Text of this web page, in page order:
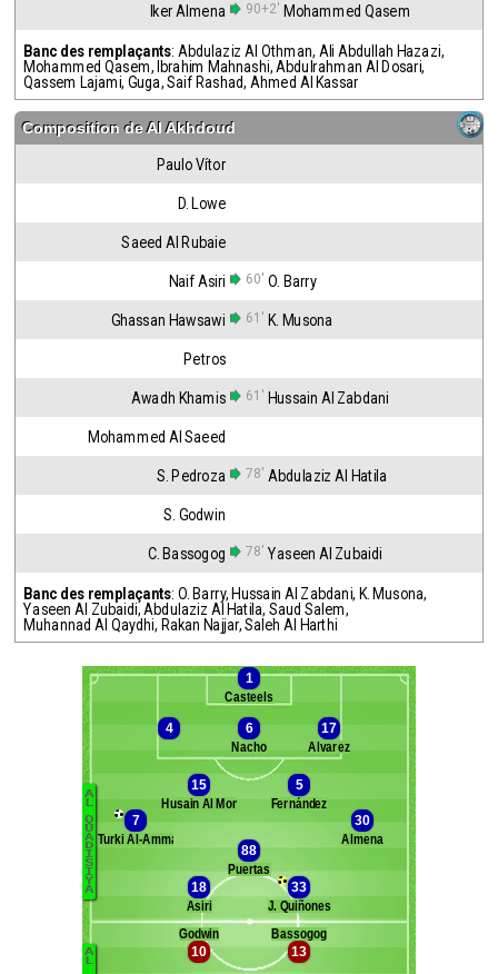
Iker Almena 90+2' Mohammed Qasem
Banc des remplaçants: Abdulaziz Al Othman, Ali Abdullah Hazazi,
Mohammed Qasem, Ibrahim Mahnashi, Abdulrahman Al Dosari,
Qassem Lajami, Guga,Saif Rashad, Ahmed Al Kassar
Composition deAl Akhdoud
Paulo Vítor
D. Lowe
Saeed Al Rubaie
Naif Asiri 60' O. Barry
Ghassan Hawsawi 61' K. Musona
Petros
Awadh Khamis 61' Hussain Al Zabdani
Mohammed Al Saeed
S. Pedroza 78' Abdulaziz Al Hatila
S. Godwin
C. Bassogog 78' Yaseen Al Zubaidi
Banc des remplaçants: O. Barry, Hussain Al Zabdani, K. Musona,
Yaseen Al Zubaidi, Abdulaziz Al Hatila, Saud Salem,
Muhannad Al Qaydhi, Rakan Najjar,Saleh Al Harthi